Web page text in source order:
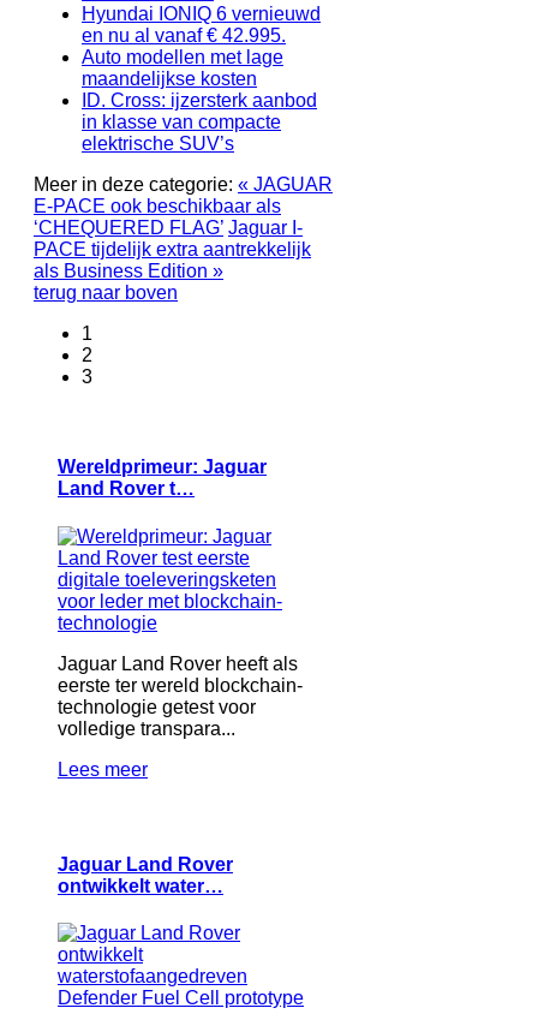
Hyundai IONIQ 6 vernieuwd
en nu al vanaf € 42.995.
Auto modellen met lage
maandelijkse kosten
ID. Cross: ijzersterk aanbod
in klasse van compacte
elektrische SUV’s
Meer in deze categorie: « JAGUAR
E-PACE ook beschikbaar als
‘CHEQUERED FLAG’ Jaguar I-
PACE tijdelijk extra aantrekkelijk
als Business Edition »
terug naar boven
1
2
3
Wereldprimeur: Jaguar
Land Rover t…
Jaguar Land Rover heeft als
eerste ter wereld blockchain-
technologie getest voor
volledige transpara...
Lees meer
Jaguar Land Rover
ontwikkelt water…